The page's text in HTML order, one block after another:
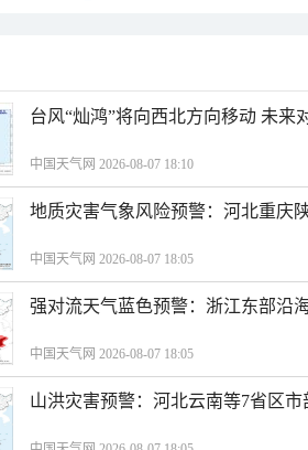
台风“灿鸿”将向西北方向移动 未来
中国天气网 2026-08-07 18:10
地质灾害气象风险预警：河北重庆
中国天气网 2026-08-07 18:05
强对流天气蓝色预警：浙江东部沿
中国天气网 2026-08-07 18:05
山洪灾害预警：河北云南等7省区